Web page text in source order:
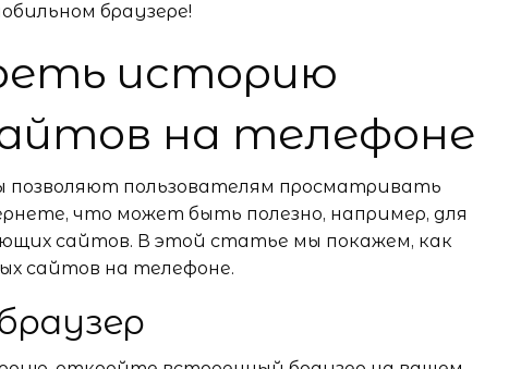
браузере!
историю
на телефоне
позволяют пользователям просматривать
что может быть полезно, например, для
сайтов. В этой статье мы покажем, как
сайтов на телефоне.